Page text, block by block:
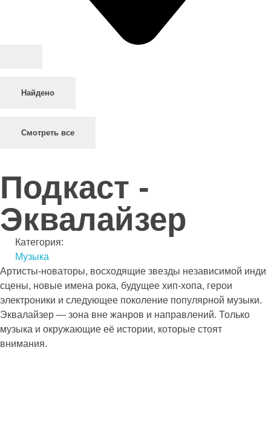
Найдено
Смотреть все
Подкаст -
Эквалайзер
Категория:
Музыка
Артисты-новаторы, восходящие звезды независимой инди
сцены, новые имена рока, будущее хип-хопа, герои
электроники и следующее поколение популярной музыки.
Эквалайзер — зона вне жанров и направлений. Только
музыка и окружающие её истории, которые стоят
внимания.